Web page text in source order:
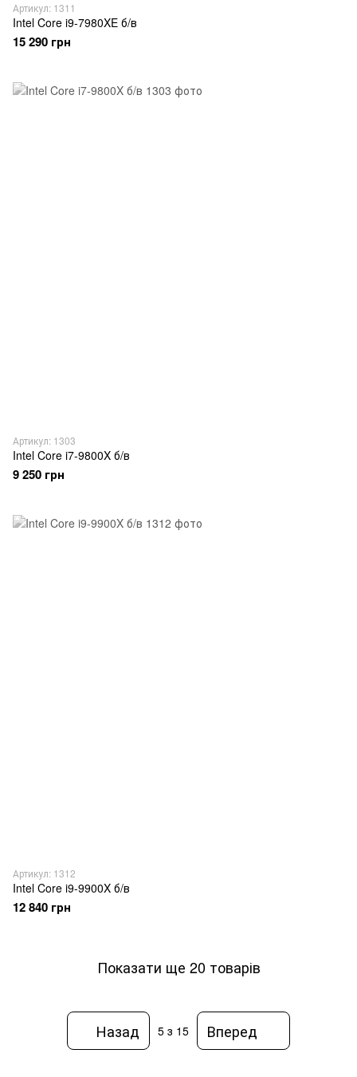
Артикул: 1311
Intel Core i9-7980XE б/в
15 290 грн
Артикул: 1303
Intel Core i7-9800X б/в
9 250 грн
Артикул: 1312
Intel Core i9-9900X б/в
12 840 грн
Показати ще 20 товарів
Назад 5 з 15 Вперед